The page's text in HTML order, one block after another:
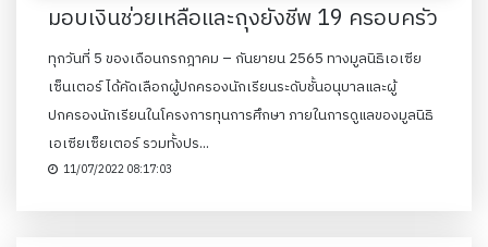
มอบเงินช่วยเหลือและถุงยังชีพ 19 ครอบครัว
ทุกวันที่ 5 ของเดือนกรกฎาคม – กันยายน 2565 ทางมูลนิธิเอเซีย
เซ็นเตอร์ ได้คัดเลือกผู้ปกครองนักเรียนระดับชั้นอนุบาลและผู้
ปกครองนักเรียนในโครงการทุนการศึกษา ภายในการดูแลของมูลนิธิ
เอเซียเซ็ยเตอร์ รวมทั้งปร...
11/07/2022 08:17:03